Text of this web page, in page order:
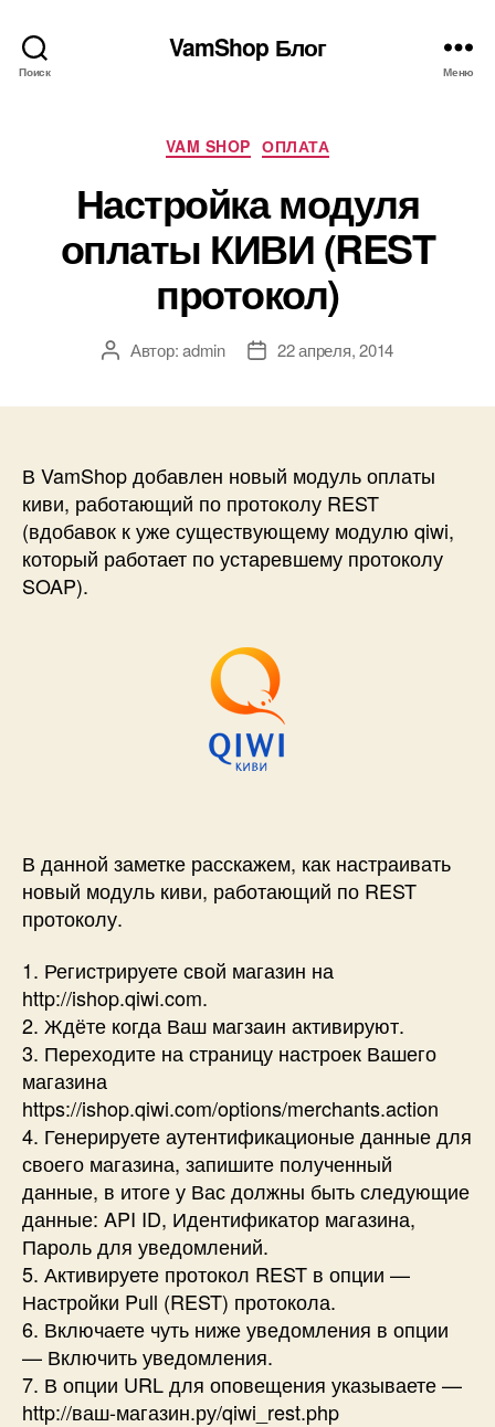
Поиск
VamShop Блог
Меню
Рубрики
VAM SHOP ОПЛАТА
Настройка модуля
оплаты КИВИ (REST
протокол)
АвторАвтор:admin
Дата22 апреля, 2014
В VamShop добавлен новый модуль оплаты
киви, работающий по протоколу REST
(вдобавок к уже существующему модулю qiwi,
который работает по устаревшему протоколу
SOAP).
В данной заметке расскажем, как настраивать
новый модуль киви, работающий по REST
протоколу.
1. Регистрируете свой магазин на
http://ishop.qiwi.com.
2. Ждёте когда Ваш магзаин активируют.
3. Переходите на страницу настроек Вашего
магазина
https://ishop.qiwi.com/options/merchants.action
4. Генерируете аутентификационые данные для
своего магазина, запишите полученный
данные, в итоге у Вас должны быть следующие
данные: API ID, Идентификатор магазина,
Пароль для уведомлений.
5. Активируете протокол REST в опции —
Настройки Pull (REST) протокола.
6. Включаете чуть ниже уведомления в опции
— Включить уведомления.
7. В опции URL для оповещения указываете —
http://ваш-магазин.ру/qiwi_rest.php